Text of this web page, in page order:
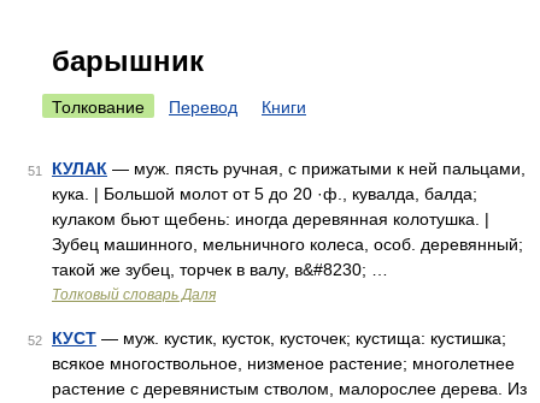
барышник
Толкование Перевод Книги
51 КУЛАК — муж. пясть ручная, с прижатыми к ней пальцами,
кука. | Большой молот от 5 до 20 ·ф., кувалда, балда;
кулаком бьют щебень: иногда деревянная колотушка. |
Зубец машинного, мельничного колеса, особ. деревянный;
такой же зубец, торчек в валу, в&#8230; …
Толковый словарь Даля
52 КУСТ — муж. кустик, кусток, кусточек; кустища: кустишка;
всякое многоствольное, низменое растение; многолетнее
растение с деревянистым стволом, малорослее дерева. Из